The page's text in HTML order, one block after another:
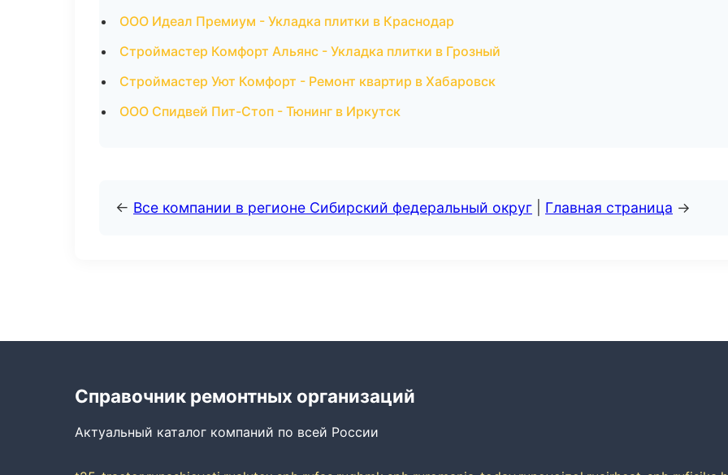
ООО Идеал Премиум - Укладка плитки в Краснодар
Строймастер Комфорт Альянс - Укладка плитки в Грозный
Строймастер Уют Комфорт - Ремонт квартир в Хабаровск
ООО Спидвей Пит-Стоп - Тюнинг в Иркутск
← Все компании в регионе Сибирский федеральный округ Главная страница →
Справочник ремонтных организаций
Актуальный каталог компаний по всей России